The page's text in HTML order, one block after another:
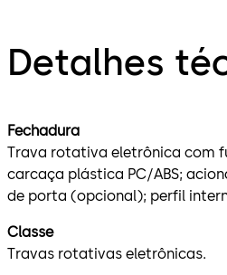
Detalhes
Fechadura
Trava rotativa eletrônica com
carcaça plástica PC/ABS;
de porta (opcional); perfil
Classe
Travas rotativas eletrônicas.